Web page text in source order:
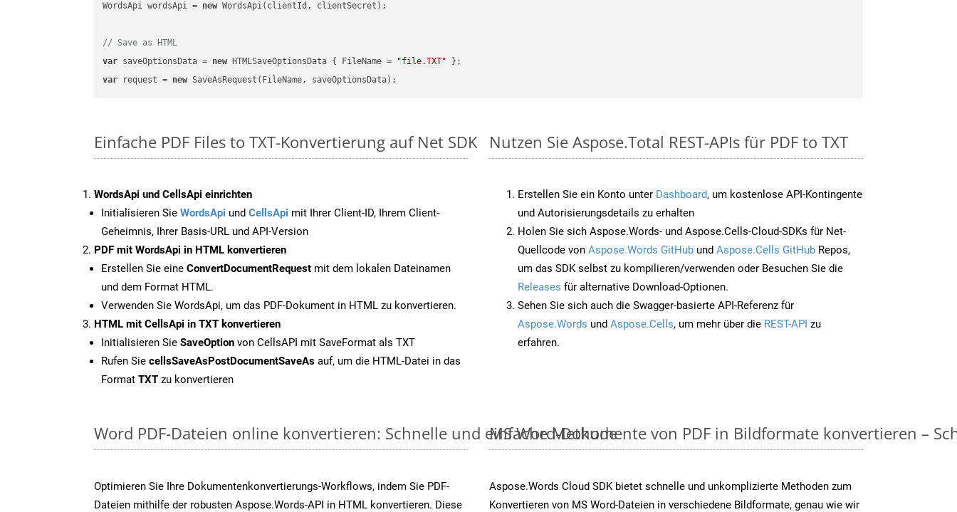
WordsApi wordsApi = new WordsApi(clientId, clientSecret);
// Save as HTML
var saveOptionsData = new HTMLSaveOptionsData { FileName = "file.TXT"
var request = new
Einfache PDF Files to TXT-Konvertierung auf Net SDK
WordsApi und CellsApi einrichten
Initialisieren Sie WordsApi und CellsApi mit Ihrer Client-ID, Ihrem Client-
Geheimnis, Ihrer Basis-URL und API-Version
PDF mit WordsApi in HTML konvertieren
Erstellen Sie eine ConvertDocumentRequest mit dem lokalen Dateinamen
und dem Format HTML.
Verwenden Sie WordsApi, um das PDF-Dokument in HTML zu konvertieren.
HTML mit CellsApi in TXT konvertieren
Initialisieren Sie SaveOption von CellsAPI mit SaveFormat als TXT
Rufen Sie cellsSaveAsPostDocumentSaveAs auf, um die HTML-Datei in das
Format TXT zu konvertieren
Nutzen Sie Aspose.Total REST-APIs für PDF to TXT
Erstellen Sie ein Konto unter Dashboard, um kostenlose API-Kontingente
und Autorisierungsdetails zu erhalten
Holen Sie sich Aspose.Words- und Aspose.Cells-Cloud-SDKs für Net-
Quellcode von Aspose.Words GitHub und Aspose.Cells GitHub Repos,
um das SDK selbst zu kompilieren/verwenden oder Besuchen Sie die
Releases für alternative Download-Optionen.
Sehen Sie sich auch die Swagger-basierte API-Referenz für
Aspose.Words und Aspose.Cells, um mehr über die REST-API zu
erfahren.
Word PDF-Dateien online konvertieren: Schnelle und einfache Methode
Optimieren Sie Ihre Dokumentenkonvertierungs-Workflows, indem Sie PDF-
Dateien mithilfe der robusten Aspose.Words-API in HTML konvertieren. Diese
MS Word-Dokumente von PDF in Bildformate konvertieren –
Aspose.Words Cloud SDK bietet schnelle und unkomplizierte Methoden zum
Konvertieren von MS Word-Dateien in verschiedene Bildformate, genau wie wir